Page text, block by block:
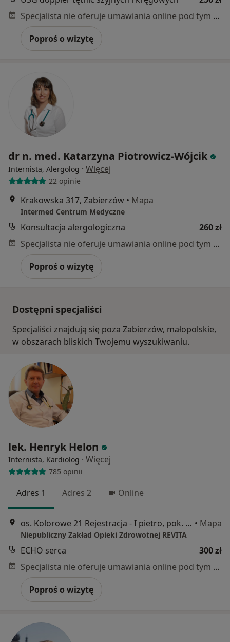
Specjalista nie oferuje umawiania online pod tym adresem.
Poproś o wizytę
dr n. med. Katarzyna Piotrowicz-Wójcik
Internista, Alergolog · Więcej
22 opinie
Krakowska 317, Zabierzów • Mapa
Intermed Centrum Medyczne
Konsultacja alergologiczna
260 zł
Specjalista nie oferuje umawiania online pod tym adresem.
Poproś o wizytę
Dostępni specjaliści
Specjaliści znajdują się poza Zabierzów, małopolskie,
w obszarach bliskich Twojemu wyszukiwaniu.
lek. Henryk Helon
Internista, Kardiolog · Więcej
785 opinii
Adres 1 Adres 2 Online
os. Kolorowe 21 Rejestracja - I pietro, pok. 238, Kraków • Mapa
Niepubliczny Zakład Opieki Zdrowotnej REVITA
ECHO serca
300 zł
Specjalista nie oferuje umawiania online pod tym adresem.
Poproś o wizytę